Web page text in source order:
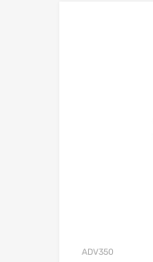
ADV350